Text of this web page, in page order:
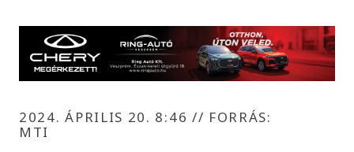
2024. ÁPRILIS 20. 8:46 // FORRÁS:
MTI